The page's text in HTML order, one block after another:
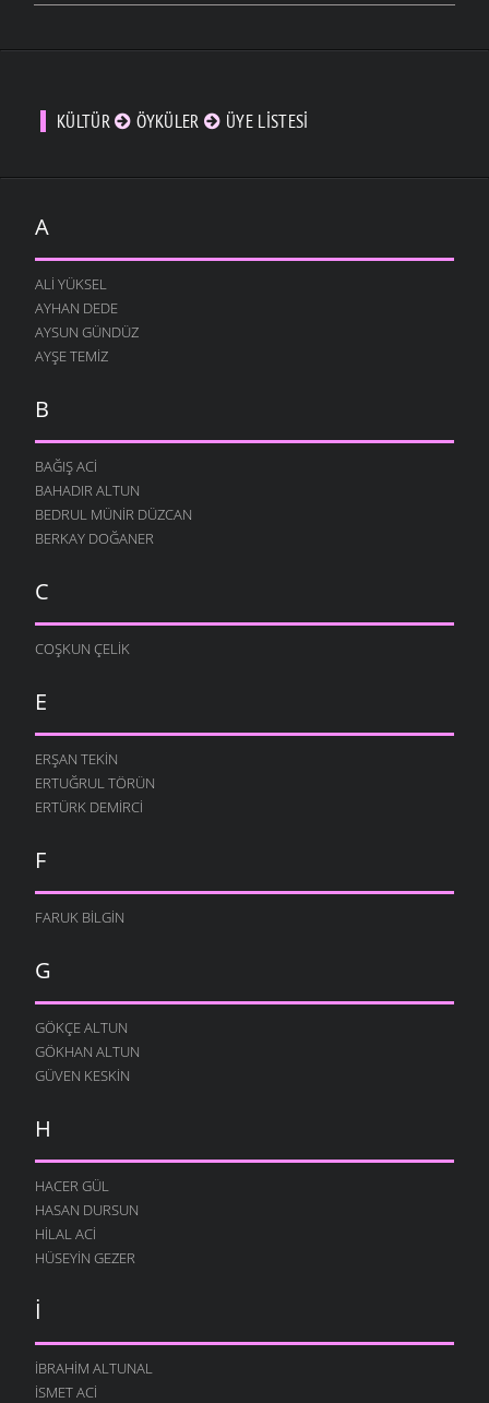
KÜLTÜR ÖYKÜLER ÜYE LISTESI
A
ALI YÜKSEL
AYHAN DEDE
AYSUN GÜNDÜZ
AYŞE TEMIZ
B
BAĞIŞ ACI
BAHADIR ALTUN
BEDRUL MÜNIR DÜZCAN
BERKAY DOĞANER
C
COŞKUN ÇELIK
E
ERŞAN TEKIN
ERTUĞRUL TÖRÜN
ERTÜRK DEMIRCI
F
FARUK BILGIN
G
GÖKÇE ALTUN
GÖKHAN ALTUN
GÜVEN KESKIN
H
HACER GÜL
HASAN DURSUN
HILAL ACI
HÜSEYIN GEZER
İ
İBRAHIM ALTUNAL
İSMET ACI